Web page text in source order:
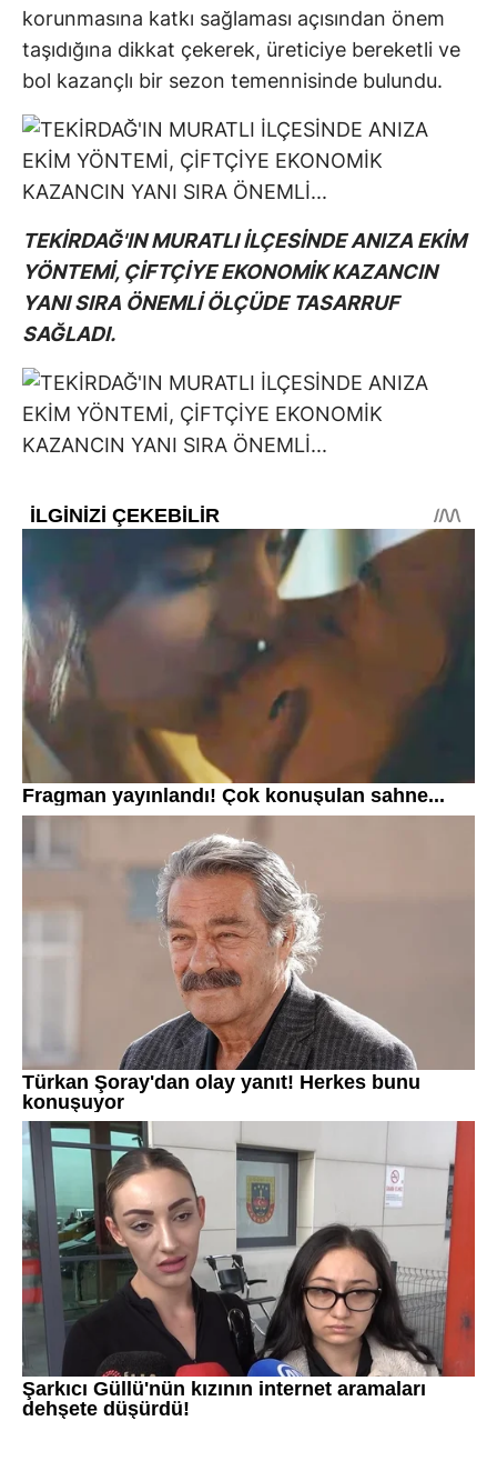
korunmasına katkı sağlaması açısından önem
taşıdığına dikkat çekerek, üreticiye bereketli ve
bol kazançlı bir sezon temennisinde bulundu.
TEKİRDAĞ'IN MURATLI İLÇESİNDE ANIZA EKİM
YÖNTEMİ, ÇİFTÇİYE EKONOMİK KAZANCIN
YANI SIRA ÖNEMLİ ÖLÇÜDE TASARRUF
SAĞLADI.